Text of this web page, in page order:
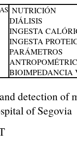
NUTRICIÓN
DIÁLISIS
INGESTA
INGESTA
PARÁMETROS
BIOIMPEDANCIA
detection of
of Segovia